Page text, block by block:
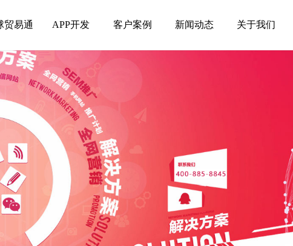
贸易通 APP开发 客户案例 新闻动态 关于我们